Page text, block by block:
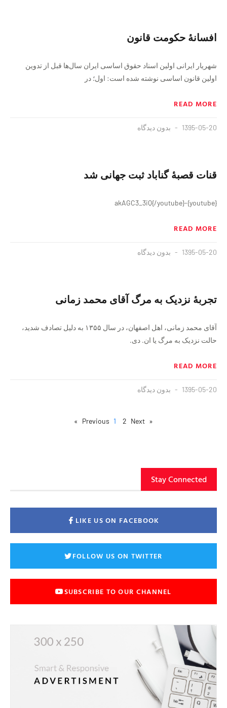
افسانهٔ حكومت قانون
شهریار ایرانی اولين اسناد حقوق اساسی ايران سال‌ها قبل از تدوين
اولين قانون اساسی نوشته شده است: اول؛ در
READ MORE
1395-05-20 بدون دیدگاه
قنات قصبهٔ گناباد ثبت جهانی شد
{youtube}-akAGC3_3iQ{/youtube}
READ MORE
1395-05-20 بدون دیدگاه
تجربهٔ نزدیک به مرگ آقای محمد زمانی
آقای محمد زمانی، اهل اصفهان، در سال ۱۳۵۵ به دلیل تصادف شدید،
حالت نزدیک به مرگ یا ان. دی.
READ MORE
1395-05-20 بدون دیدگاه
« Previous
1 2 Next »
Stay Connected
LIKE US ON FACEBOOK
FOLLOW US ON TWITTER
SUBSCRIBE TO OUR CHANNEL